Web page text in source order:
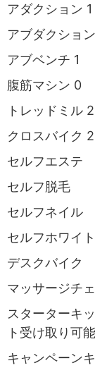
アダクション 1
アブダクショ
アブベンチ 1
腹筋マシン 0
トレッドミル 2
クロスバイク 2
セルフエステ
セルフ脱毛
セルフネイル
セルフホワイ
デスクバイク
マッサージチ
スターターキ
ト受け取り可能
キャンペーン